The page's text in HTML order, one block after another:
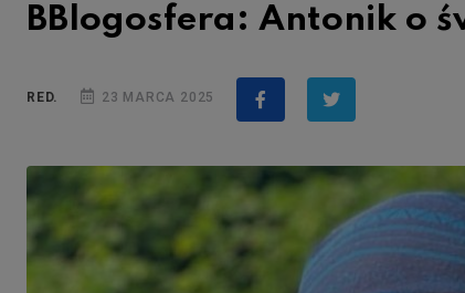
BBlogosfera: Antonik o
RED. 23 MARCA 2025